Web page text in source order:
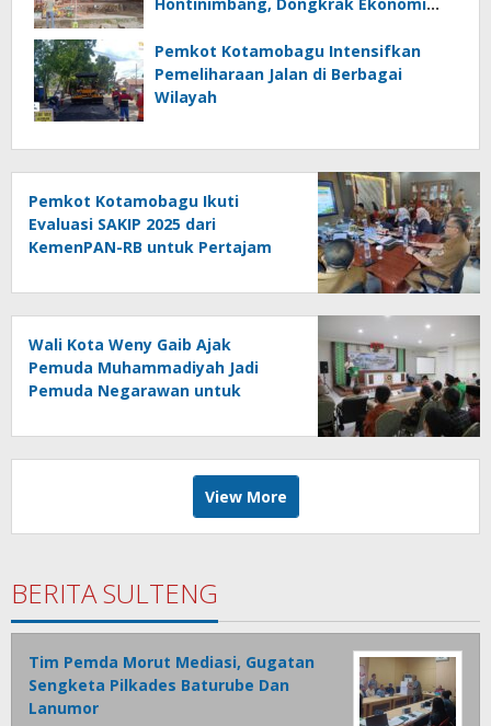
Pemkot Kotamobagu Intensifkan
Pemeliharaan Jalan di Berbagai
Wilayah
Pemkot Kotamobagu Ikuti
Evaluasi SAKIP 2025 dari
KemenPAN-RB untuk Pertajam
Wali Kota Weny Gaib Ajak
Pemuda Muhammadiyah Jadi
Pemuda Negarawan untuk
View More
BERITA SULTENG
Tim Pemda Morut Mediasi, Gugatan
Sengketa Pilkades Baturube Dan
Lanumor